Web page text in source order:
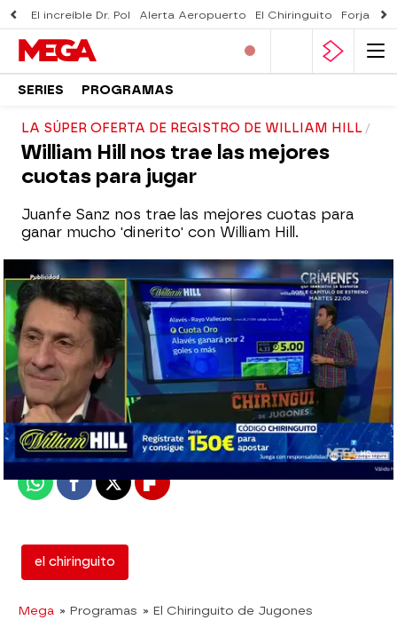
El increíble Dr. Pol Alerta Aeropuerto El Chiringuito Forjado
SERIES PROGRAMAS
LA SÚPER OFERTA DE REGISTRO DE WILLIAM HILL
William Hill nos trae las mejores
cuotas para jugar
Juanfe Sanz nos trae las mejores cuotas para
ganar mucho 'dinerito' con William Hill.
mega
Madrid
Publicado: 28 de enero de 2019, 02:20
WhatsappFacebook
X Flipboard
el chiringuito
Mega » Programas » El Chiringuito de Jugones